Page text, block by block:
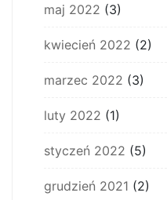
maj 2022 (3)
kwiecień 2022 (2)
marzec 2022 (3)
luty 2022 (1)
styczeń 2022 (5)
grudzień 2021 (2)